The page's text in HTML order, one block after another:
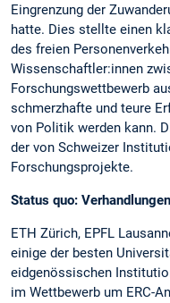
Eingrenzung der
hatte. Dies stellte einen
des freien
Wissenschaftler:innen
Forschungswettbewerb
schmerzhafte und teure
von Politik werden kann.
der von Schweizer
Forschungsprojekte.
Status quo:
ETH Zürich, EPFL
einige der besten
eidgenössischen
im Wettbewerb um ERC-